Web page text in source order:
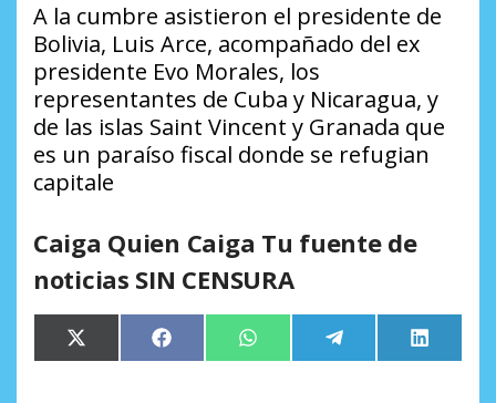
A la cumbre asistieron el presidente de
Bolivia, Luis Arce, acompañado del ex
presidente Evo Morales, los
representantes de Cuba y Nicaragua, y
de las islas Saint Vincent y Granada que
es un paraíso fiscal donde se refugian
capitale
Caiga Quien Caiga Tu fuente de
noticias SIN CENSURA
Compartir
en
X
(Twitter)
Compartir
en
Facebook Compartir
en
WhatsApp Compartir
en
Telegram
en
LinkedIn